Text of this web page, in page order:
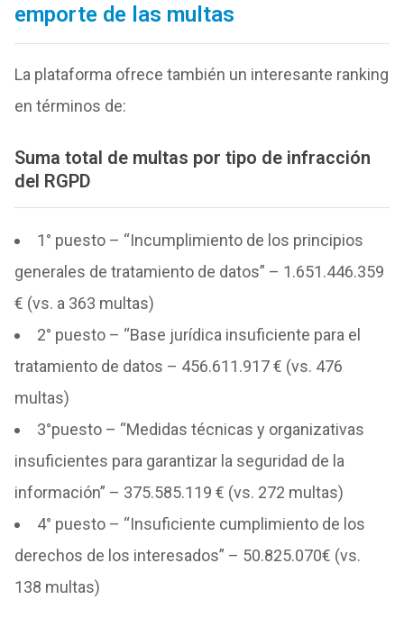
emporte de las multas
La plataforma ofrece también un interesante ranking
en términos de:
Suma total de multas por tipo de infracción
del RGPD
1° puesto – “Incumplimiento de los principios
generales de tratamiento de datos” – 1.651.446.359
€ (vs. a 363 multas)
2° puesto – “Base jurídica insuficiente para el
tratamiento de datos – 456.611.917 € (vs. 476
multas)
3°puesto – “Medidas técnicas y organizativas
insuficientes para garantizar la seguridad de la
información” – 375.585.119 € (vs. 272 multas)
4° puesto – “Insuficiente cumplimiento de los
derechos de los interesados” – 50.825.070€ (vs.
138 multas)